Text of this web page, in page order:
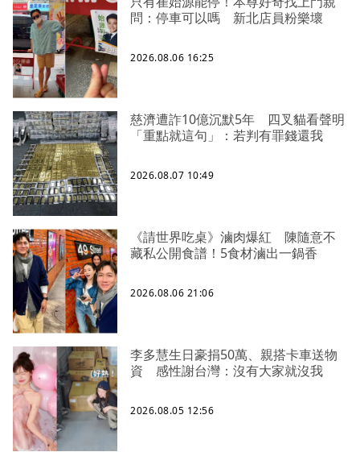
問：停車可以嗎 新北店員粉樂壞
2026.08.06 16:25
慈濟遭詐10億沉默5年 四叉貓看聲明
「重點就這句」：若判有罪錢還我
2026.08.07 10:49
《請世界吃桌》滷肉爆紅 陳隨意不
藏私公開食譜！5食材滷出一鍋香
2026.08.06 21:06
李多慧生日豪捐50萬、親搭卡車送物
資 感性謝台灣：沒有大家就沒我
2026.08.05 12:56